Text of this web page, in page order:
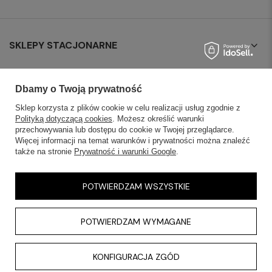
SKLEPY STACJONARNE
OBSŁUGA KLIENTA
AKTUALNOŚCI
Dbamy o Twoją prywatność
Sklep korzysta z plików cookie w celu realizacji usług zgodnie z
Polityką dotyczącą cookies. Możesz określić warunki
przechowywania lub dostępu do cookie w Twojej przeglądarce.
Więcej informacji na temat warunków i prywatności można znaleźć
także na stronie Prywatność i warunki Google.
POTWIERDZAM WYMAGANE
KONFIGURACJA ZGÓD
POTWIERDZAM WSZYSTKIE